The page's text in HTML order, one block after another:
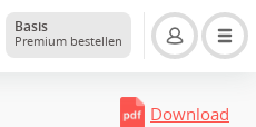
Basis
Premium bestellen
Download